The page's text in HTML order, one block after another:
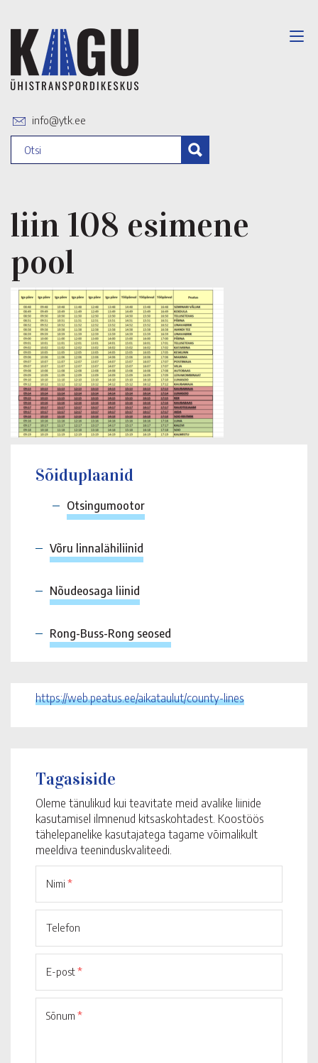
info@ytk.ee
liin 108 esimene
pool
Sõiduplaanid
Otsingumootor
Võru linnalähiliinid
Nõudeosaga liinid
Rong-Buss-Rong seosed
https://web.peatus.ee/aikataulut/county-lines
Tagasiside
Oleme tänulikud kui teavitate meid avalike liinide
kasutamisel ilmnenud kitsaskohtadest. Koostöös
tähelepanelike kasutajatega tagame võimalikult
meeldiva teeninduskvaliteedi.
Nimi *
Telefon
E-post*
Sõnum *